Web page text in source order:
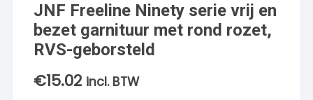
JNF Freeline Ninety serie vrij en
bezet garnituur met rond rozet,
RVS-geborsteld
€15.02 incl. BTW